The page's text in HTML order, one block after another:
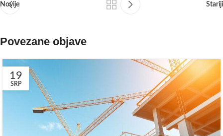
Novije Stariji
Povezane objave
19
SRP